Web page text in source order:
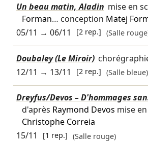
Un beau matin, Aladin mise en
Forman… conception Matej
05/11 → 06/11 [2 rep.] (Salle
Doubaley (Le Miroir)
12/11 → 13/11 [2 rep.] (Salle bleue)
Dreyfus/Devos – D'hommages
d'après Raymond Devos mise
Christophe Correia
15/11
[1 rep.] (Salle rouge)